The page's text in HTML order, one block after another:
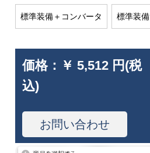
標準装備＋コンバータ 標準装備
価格： ￥ 5,512 円(税
込)
お問い合わせ